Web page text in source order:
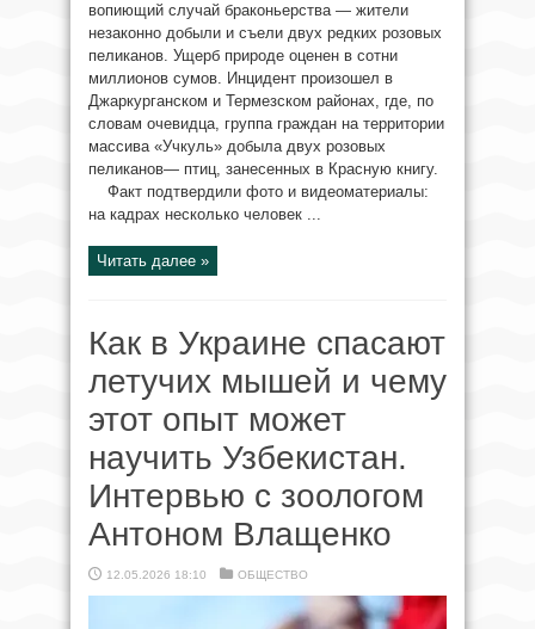
вопиющий случай браконьерства — жители
незаконно добыли и съели двух редких розовых
пеликанов. Ущерб природе оценен в сотни
миллионов сумов. Инцидент произошел в
Джаркурганском и Термезском районах, где, по
словам очевидца, группа граждан на территории
массива «Учкуль» добыла двух розовых
пеликанов— птиц, занесенных в Красную книгу.
Факт подтвердили фото и видеоматериалы:
на кадрах несколько человек ...
Читать далее »
Как в Украине спасают
летучих мышей и чему
этот опыт может
научить Узбекистан.
Интервью с зоологом
Антоном Влащенко
12.05.2026 18:10 ОБЩЕСТВО